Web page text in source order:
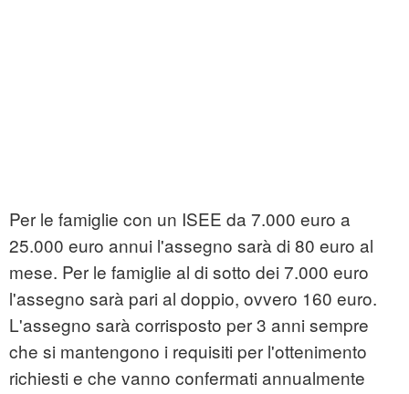
Per le famiglie con un ISEE da 7.000 euro a
25.000 euro annui l'assegno sarà di 80 euro al
mese. Per le famiglie al di sotto dei 7.000 euro
l'assegno sarà pari al doppio, ovvero 160 euro.
L'assegno sarà corrisposto per 3 anni sempre
che si mantengono i requisiti per l'ottenimento
richiesti e che vanno confermati annualmente